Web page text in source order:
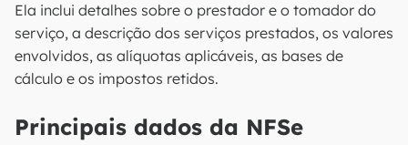
Ela inclui detalhes sobre o prestador e o tomador do
serviço, a descrição dos serviços prestados, os valores
envolvidos, as alíquotas aplicáveis, as bases de
cálculo e os impostos retidos.
Principais dados da NFSe